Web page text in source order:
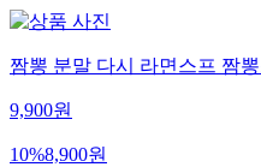
짬뽕 분말 다시 라면스프 짬
9,900원
10%8,900원